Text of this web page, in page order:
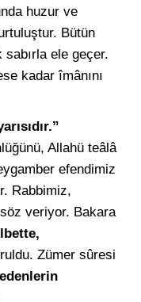
huzur ve
Bütün
ele geçer.
kadar îmânını
Allahü teâlâ
efendimiz
Rabbimiz,
veriyor. Bakara
Zümer sûresi